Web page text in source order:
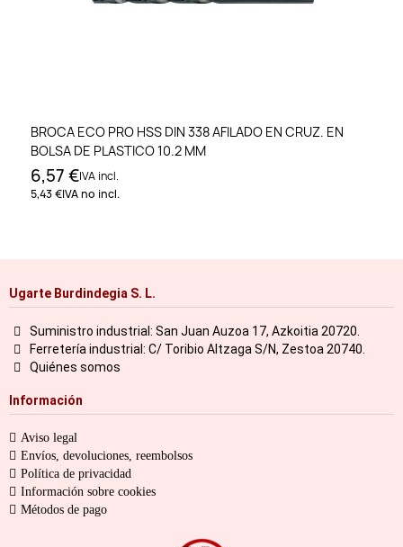
BROCA ECO PRO HSS DIN 338 AFILADO EN CRUZ. EN
BOLSA DE PLASTICO 10.2 MM
6,57 €IVA incl.
5,43 €IVA no incl.
Ugarte Burdindegia S. L.
Suministro industrial: San Juan Auzoa 17, Azkoitia 20720.
Ferretería industrial: C/ Toribio Altzaga S/N, Zestoa 20740.
Quiénes somos
Información
Aviso legal
Envíos, devoluciones, reembolsos
Política de privacidad
Información sobre cookies
Métodos de pago